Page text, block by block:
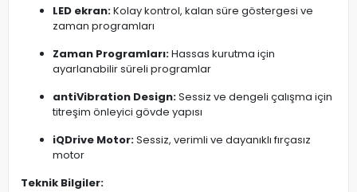
LED ekran:Kolay kontrol, kalan süre göstergesi ve
zaman programları
Zaman Programları:Hassas kurutma için
ayarlanabilir süreli programlar
antiVibration Design:Sessiz ve dengeli çalışma için
titreşim önleyici gövde yapısı
iQDrive Motor:Sessiz, verimli ve dayanıklı fırçasız
motor
Teknik Bilgiler: